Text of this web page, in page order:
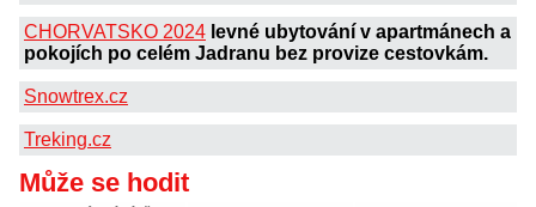
CHORVATSKO 2024 levné ubytování v apartmánech a
pokojích po celém Jadranu bez provize cestovkám.
Snowtrex.cz
Treking.cz
Může se hodit